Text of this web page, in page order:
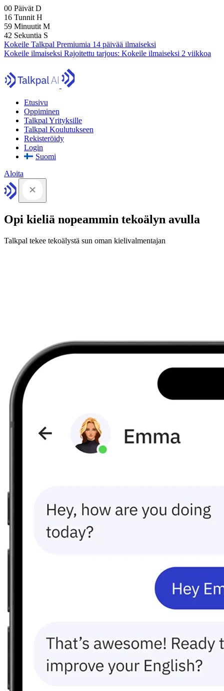
00 Päivät D
16 Tunnit H
59 Minuutit M
41 Sekuntia S
Kokeile Talkpal Premiumia 14 päivää ilmaiseksi
Kokeile ilmaiseksi Rajoitettu tarjous: Kokeile ilmaiseksi 2 viikkoa
Etusivu
Oppiminen
Talkpal Yrityksille
Talkpal Koulutukseen
Rekisteröidy
Login
Suomi
Aloita
Opi kieliä nopeammin tekoälyn avulla
Talkpal tekee tekoälystä sun oman kielivalmentajan